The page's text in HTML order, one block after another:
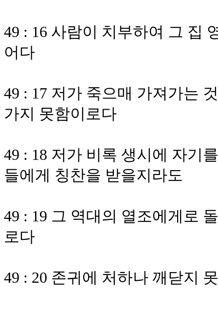
49 : 16 사람이 치부하여 그 집
어다
49 : 17 저가 죽으매 가져가는
가지 못함이로다
49 : 18 저가 비록 생시에 자기
들에게 칭찬을 받을지라도
49 : 19 그 역대의 열조에게로
로다
49 : 20 존귀에 처하나 깨닫지